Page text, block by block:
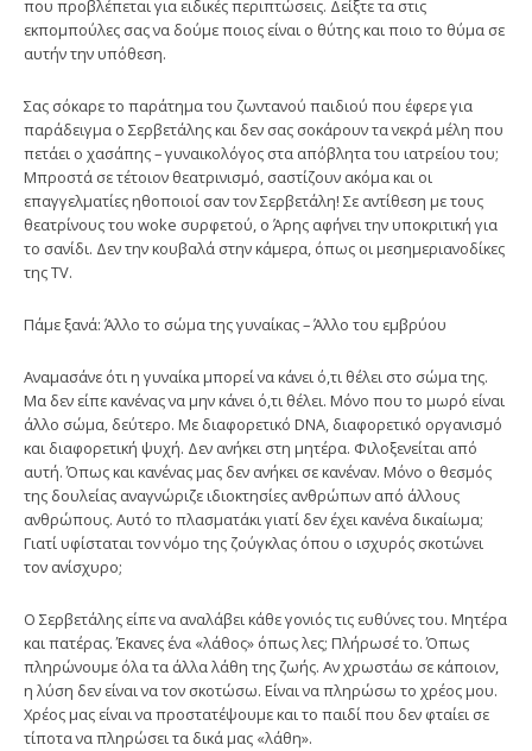
που προβλέπεται για ειδικές περιπτώσεις. Δείξτε τα στις
εκπομπούλες σας να δούμε ποιος είναι ο θύτης και ποιο το θύμα σε
αυτήν την υπόθεση.
Σας σόκαρε το παράτημα του ζωντανού παιδιού που έφερε για
παράδειγμα ο Σερβετάλης και δεν σας σοκάρουν τα νεκρά μέλη που
πετάει ο χασάπης – γυναικολόγος στα απόβλητα του ιατρείου του;
Μπροστά σε τέτοιον θεατρινισμό, σαστίζουν ακόμα και οι
επαγγελματίες ηθοποιοί σαν τον Σερβετάλη! Σε αντίθεση με τους
θεατρίνους του woke συρφετού, ο Άρης αφήνει την υποκριτική για
το σανίδι. Δεν την κουβαλά στην κάμερα, όπως οι μεσημεριανοδίκες
της TV.
Πάμε ξανά: Άλλο το σώμα της γυναίκας – Άλλο του εμβρύου
Αναμασάνε ότι η γυναίκα μπορεί να κάνει ό,τι θέλει στο σώμα της.
Μα δεν είπε κανένας να μην κάνει ό,τι θέλει. Μόνο που το μωρό είναι
άλλο σώμα, δεύτερο. Με διαφορετικό DNA, διαφορετικό οργανισμό
και διαφορετική ψυχή. Δεν ανήκει στη μητέρα. Φιλοξενείται από
αυτή. Όπως και κανένας μας δεν ανήκει σε κανέναν. Μόνο ο θεσμός
της δουλείας αναγνώριζε ιδιοκτησίες ανθρώπων από άλλους
ανθρώπους. Αυτό το πλασματάκι γιατί δεν έχει κανένα δικαίωμα;
Γιατί υφίσταται τον νόμο της ζούγκλας όπου ο ισχυρός σκοτώνει
τον ανίσχυρο;
Ο Σερβετάλης είπε να αναλάβει κάθε γονιός τις ευθύνες του. Μητέρα
και πατέρας. Έκανες ένα «λάθος» όπως λες; Πλήρωσέ το. Όπως
πληρώνουμε όλα τα άλλα λάθη της ζωής. Αν χρωστάω σε κάποιον,
η λύση δεν είναι να τον σκοτώσω. Είναι να πληρώσω το χρέος μου.
Χρέος μας είναι να προστατέψουμε και το παιδί που δεν φταίει σε
τίποτα να πληρώσει τα δικά μας «λάθη».